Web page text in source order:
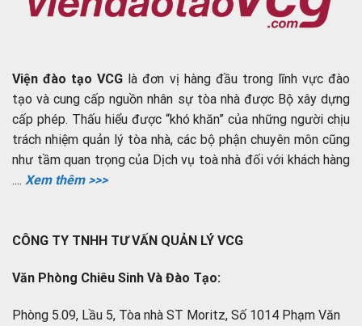
Viện đào tạo VCG là đơn vị hàng đầu trong lĩnh vực đào
tạo và cung cấp nguồn nhân sự tòa nhà được Bộ xây dựng
cấp phép. Thấu hiểu được “khó khăn” của những người chịu
trách nhiệm quản lý tòa nhà, các bộ phận chuyên môn cũng
như tầm quan trọng của Dịch vụ toà nhà đối với khách hàng
.... Xem thêm >>>
CÔNG TY TNHH TƯ VẤN QUẢN LÝ VCG
Văn Phòng Chiêu Sinh Và Đào Tạo:
Phòng 5.09, Lầu 5, Tòa nhà ST Moritz, Số 1014 Phạm Văn